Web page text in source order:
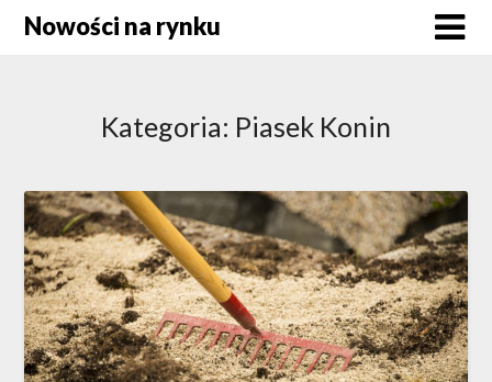
SkipNowości na rynku
Kategoria: Piasek Konin